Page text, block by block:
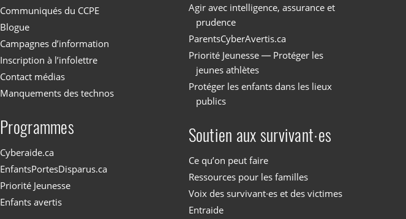
Communiqués du CCPE
Blogue
Campagnes d’information
Inscription à l’infolettre
Contact médias
Manquements des technos
Programmes
Cyberaide.ca
EnfantsPortesDisparus.ca
Priorité Jeunesse
Enfants avertis
Agir avec intelligence, assurance et
prudence
ParentsCyberAvertis.ca
Priorité Jeunesse — Protéger les
jeunes athlètes
Protéger les enfants dans les lieux
publics
Soutien aux survivant·es
Ce qu’on peut faire
Ressources pour les familles
Voix des survivant·es et des victimes
Entraide